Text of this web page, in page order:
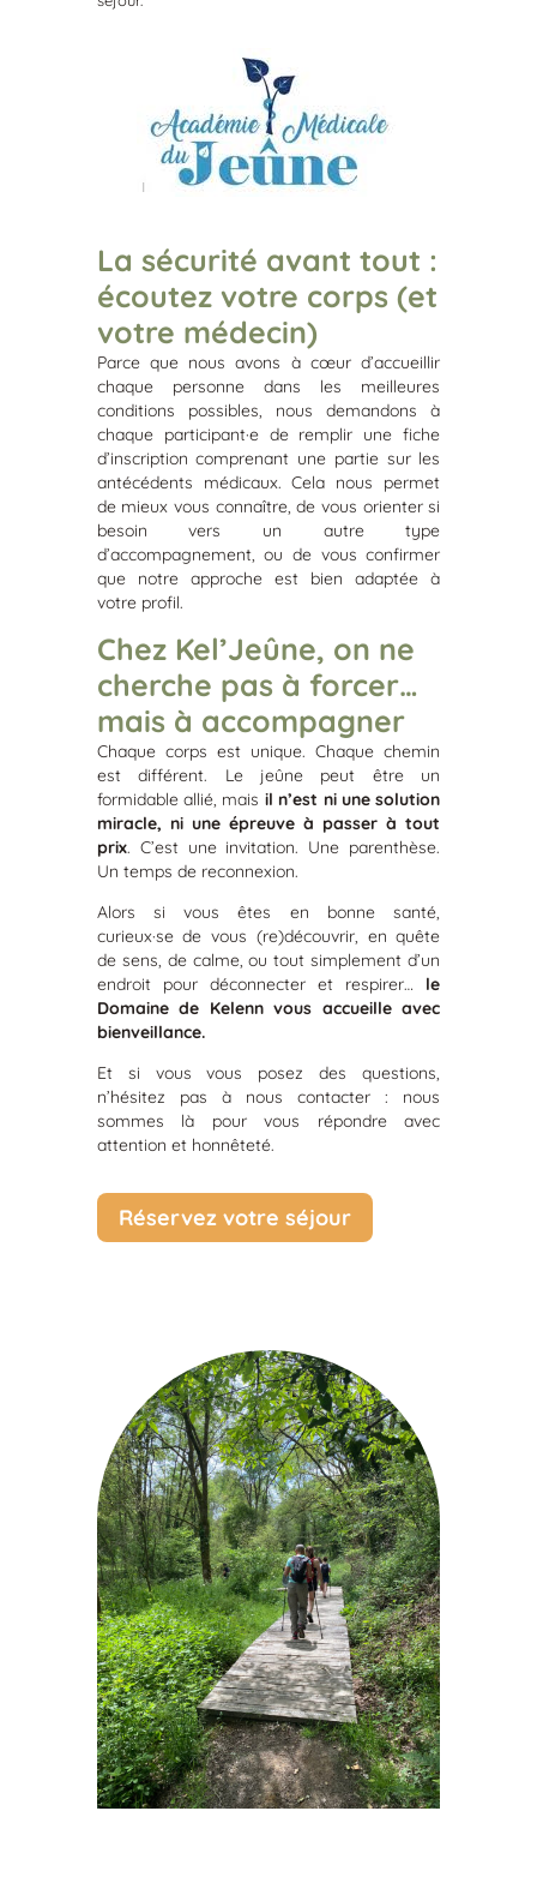
La sécurité avant tout :
écoutez votre corps (et
votre médecin)
Parce que nous avons à cœur d’accueillir
chaque personne dans les meilleures
conditions possibles, nous demandons à
chaque participant·e de remplir une fiche
d’inscription comprenant une partie sur les
antécédents médicaux. Cela nous permet
de mieux vous connaître, de vous orienter si
besoin vers un autre type
d’accompagnement, ou de vous confirmer
que notre approche est bien adaptée à
votre profil.
Chez Kel’Jeûne, on ne
cherche pas à forcer…
mais à accompagner
Chaque corps est unique. Chaque chemin
est différent. Le jeûne peut être un
formidable allié, mais il n’est ni une solution
miracle, ni une épreuve à passer à tout
prix. C’est une invitation. Une parenthèse.
Un temps de reconnexion.
Alors si vous êtes en bonne santé,
curieux·se de vous (re)découvrir, en quête
de sens, de calme, ou tout simplement d’un
endroit pour déconnecter et respirer… le
Domaine de Kelenn vous accueille avec
bienveillance.
Et si vous vous posez des questions,
n’hésitez pas à nous contacter : nous
sommes là pour vous répondre avec
attention et honnêteté.
Réservez votre séjour